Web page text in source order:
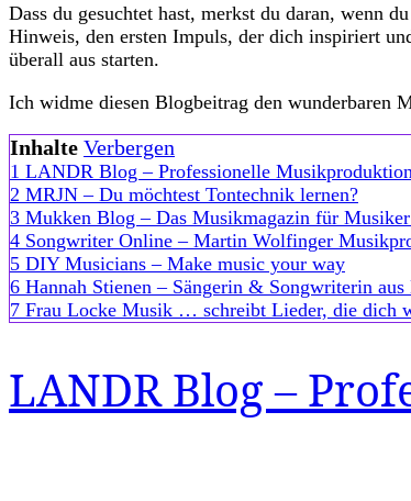
und
Songwriten
helfen
Dass du gesuchtet hast, merkst du daran, wenn
Hinweis, den ersten Impuls, der dich inspiriert
überall aus starten.
Ich widme diesen Blogbeitrag den wunderbaren
Inhalte Verbergen
1 LANDR Blog – Professionelle
2 MRJN – Du möchtest Tontechnik lernen?
3 Mukken Blog – Das Musikmagazin für
4 Songwriter Online – Martin Wolfinger
5 DIY Musicians – Make music your way
6 Hannah Stienen – Sängerin & Songwriterin aus
7 Frau Locke Musik … schreibt Lieder, die dich
LANDR Blog –